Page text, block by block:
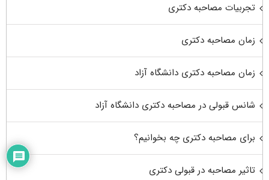
تجربیات مصاحبه دکتری
زمان مصاحبه دکتری
زمان مصاحبه دکتری دانشگاه آزاد
شانس قبولی در مصاحبه دکتری دانشگاه آزاد
برای مصاحبه دکتری چه بخوانیم؟
تاثیر مصاحبه در قبولی دکتری